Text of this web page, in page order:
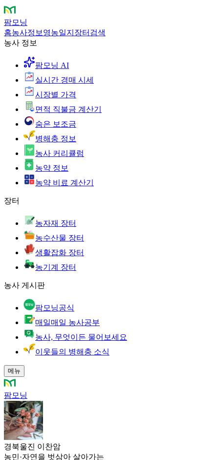
팜모닝
홈농사정보 영농일지 장터 검색
농사 정보
팜모닝 AI
실시간 경매 시세
시장별 가격
면적 직불금 계산기
숨은 보조금
병해충 정보
농사 커리큘럼
농약 정보
농약 비료 계산기
장터
농자재 장터
농수산물 장터
생활잡화 장터
농기계 장터
농사 게시판
팜모닝공식
매일매일 농사공부
농사, 무엇이든 물어보세요
이웃들의 병해충 소식
메뉴
팜모닝
경북울진 이찬암
농민·자연을 벗삼아 살아가는